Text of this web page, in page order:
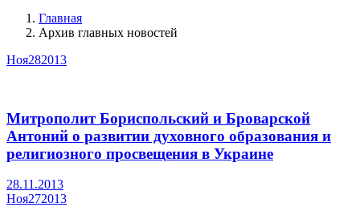
Главная
Архив главных новостей
Ноя282013
Митрополит Бориспольский и Броварской
Антоний о развитии духовного образования и
религиозного просвещения в Украине
28.11.2013
Ноя272013